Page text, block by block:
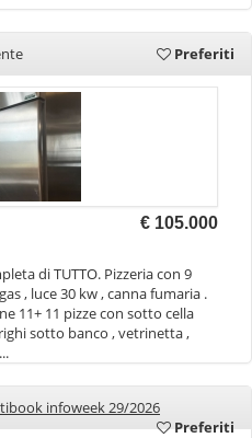
Preferiti
€ 105.000
di TUTTO. Pizzeria con 9
, luce 30 kw , canna fumaria .
11+ 11 pizze con sotto cella
sotto banco , vetrinetta ,
infoweek 29/2026
Preferiti